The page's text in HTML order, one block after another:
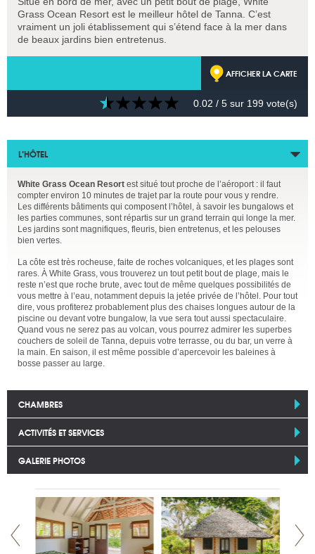
Grass Ocean Resort est le meilleur hôtel de Tanna. C’est
vraiment un joli établissement qui s’étend face à la mer dans
de beaux jardins bien entretenus.
AFFICHER LA CARTE
0.02 / 5 sur 199 vote(s)
L’HÔTEL
White Grass Ocean Resort est situé tout proche de l’aéroport : il faut
compter environ 10 minutes de trajet par la route pour vous y rendre.
Les différents bâtiments qui composent l’hôtel, à savoir les bungalows et
les parties communes, sont répartis sur un grand terrain qui longe la mer.
Les jardins sont magnifiques, fleuris, bien entretenus, et les pelouses
bien vertes.
La côte est très rocheuse, faite de roches volcaniques, et les plages sont
rares. À White Grass, vous trouverez un tout petit bout de plage, mais le
reste n’est que roche brute, avec tout de même quelques possibilités de
vous mettre à l’eau, notamment depuis la jetée privée de l’hôtel. Pour tout
dire, vous profiterez probablement plus des chaises longues autour de la
piscine ou devant votre bungalow, la vue sera tout aussi spectaculaire.
Quand vous ne serez pas au volcan, vous pourrez admirer les superbes
couchers de soleil de Tanna, depuis votre terrasse, ou du bar, un verre à
la main. En saison, il est même possible d’apercevoir les baleines à
bosse passer au large.
CHAMBRES
ACTIVITÉS ET SERVICES
GALERIE PHOTOS